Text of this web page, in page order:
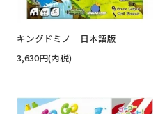
キングドミノ 日本語版
3,630円(内税)